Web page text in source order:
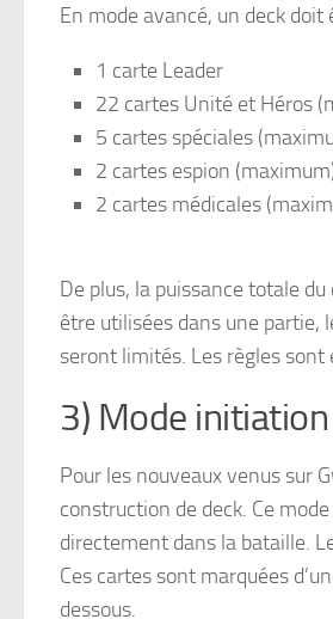
En mode avancé, un deck doit
1 carte Leader
22 cartes Unité et Héros
5 cartes spéciales
2 cartes espion
2 cartes médicales
De plus, la puissance totale
être utilisées dans une partie,
seront limités. Les règles
3) Mode initiation
Pour les nouveaux venus sur
construction de deck. Ce
directement dans la bataille.
Ces cartes sont marquées
dessous.